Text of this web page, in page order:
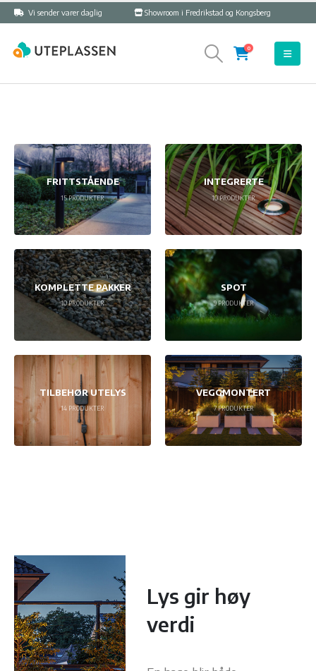
Vi sender varer daglig Showroom i Fredrikstad og Kongsberg
0
FRITTSTÅENDE
15PRODUKTER
INTEGRERTE
10PRODUKTER
KOMPLETTE PAKKER
10PRODUKTER
SPOT
9PRODUKTER
TILBEHØR UTELYS
14 PRODUKTER
VEGGMONTERT
7PRODUKTER
Lys gir høy
verdi